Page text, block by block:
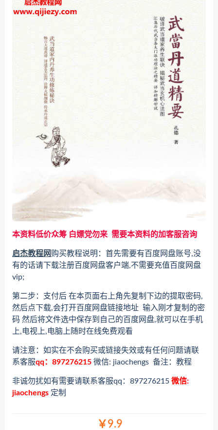
本资料低价众筹 白嫖党勿来 需要本资料的加客服咨询
启杰教程网购买教程说明：首先需要有百度网盘账号,没
有的话请下载注册百度网盘客户端,不需要充值百度网盘
vip;
第二步：支付后 在本页面右上角先复制下边的提取密码,
然后点下载,会打开百度网盘链接地址 输入刚才复制的密
码 然后将文件选中保存到自己的百度网盘,就可以在手机
上,电视上,电脑上随时在线免费观看
请注意：如实在不会购买或链接失效或有任何问题请联
系客服qq：897276215 微信: jiaochengs 备注：教程
非诚勿扰如有需要请联系客服qq：897276215 微信:
jiaochengs 定制
￥9.9